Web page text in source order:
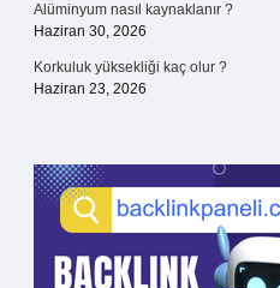
Alüminyum nasıl kaynaklanır ?
Haziran 30, 2026
Korkuluk yüksekliği kaç olur ?
Haziran 23, 2026